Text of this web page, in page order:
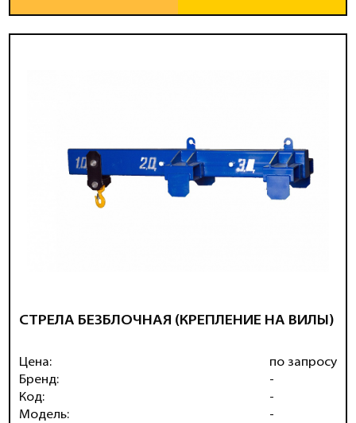
СТРЕЛА БЕЗБЛОЧНАЯ (КРЕПЛЕНИЕ НА ВИЛЫ)
Цена:
Бренд:
Код:
Модель:
по запросу
-
-
-